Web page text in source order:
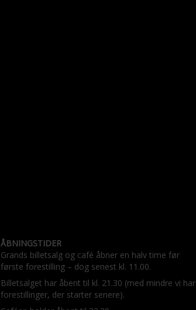
ÅBNINGSTIDER
Grands billetsalg og café åbner en halv time før
første forestilling – dog senest kl. 11.00.
Billetsalget har åbent til kl. 21.30 (med mindre vi har
forestillinger, der starter senere).